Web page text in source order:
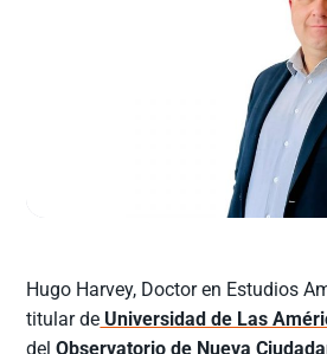
Hugo Harvey, Doctor en Estudios
titular de Universidad de Las
delObservatorio de Nueva